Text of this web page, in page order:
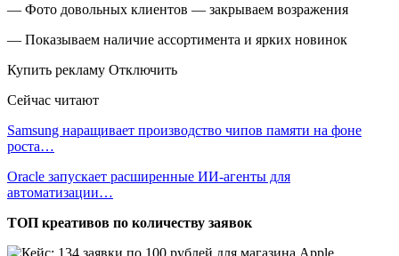
— Фото довольных клиентов — закрываем возражения
— Показываем наличие ассортимента и ярких новинок
Купить рекламу Отключить
Сейчас читают
Samsung наращивает производство чипов памяти на фоне
роста…
Oracle запускает расширенные ИИ‑агенты для
автоматизации…
ТОП креативов по количеству заявок